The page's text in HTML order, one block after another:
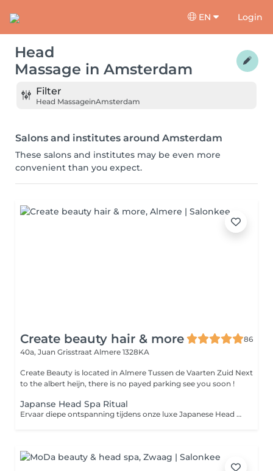
EN Login
Head
Massage in Amsterdam
Filter
Head MassageinAmsterdam
Salons and institutes around Amsterdam
These salons and institutes may be even more
convenient than you expect.
Create beauty hair & more
86
40a, Juan Grisstraat Almere 1328KA
Create Beauty is located in Almere Tussen de Vaarten Zuid Next
to the albert heijn, there is no payed parking see you soon !
Japanse Head Spa Ritual
Ervaar diepe ontspanning tijdens onze luxe Japanese Head Spa behandeling een unieke wellness ervaring voor hoofdhuid, haar en geest. In een warme rustgevende setting met kaarslicht en luxe professionele producten wordt de hoofdhuid diep gereinigd, verzorgd en gemasseerd terwijl spanning in hoofd, nek en schouders volledig mag loslaten. De behandeling bestaat uit een scalp analyse, ontspannende hoofd-, nek- en decolleté massage, dieptereiniging, scalp scrub, luxe haarverzorging, stoomritueel, masker en een professionele blowdry & styling. Geschikt voor vrijwel alle haar- en hoofdhuidtypes, inclusief gekleurd haar. Diepe ontspanning Frisse gezonde hoofdhuid Zijdezacht glanzend haar Een echt selfcare moment Deluxe Head Spa & Facial Ritual Onze ultieme selfcare experience waarbij de Japanese Head Spa wordt gecombineerd met een luxe facial behandeling. Inclusief reiniging, masker, massage en volledige head spa ritual voor totale ontspanning van huid, hoofdhuid en lichaam. Optioneel uit te breiden met Red Light Therapy.